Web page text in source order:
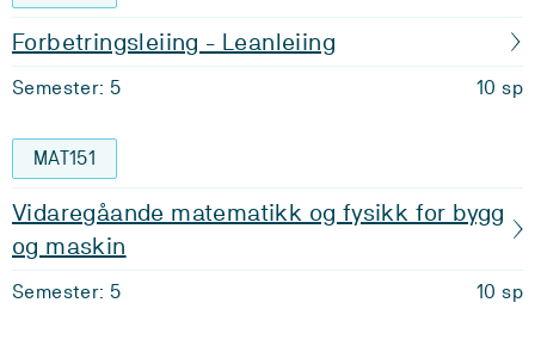
Forbetringsleiing - Leanleiing
Semester: 5 10 sp
MAT151
Vidaregåande matematikk og fysikk for bygg
og maskin
Semester: 5 10 sp